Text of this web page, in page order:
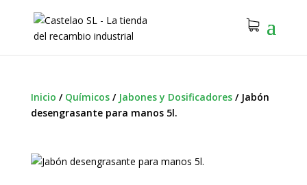
Inicio / Químicos/ Jabones y Dosificadores/ Jabón
desengrasante para manos 5l.